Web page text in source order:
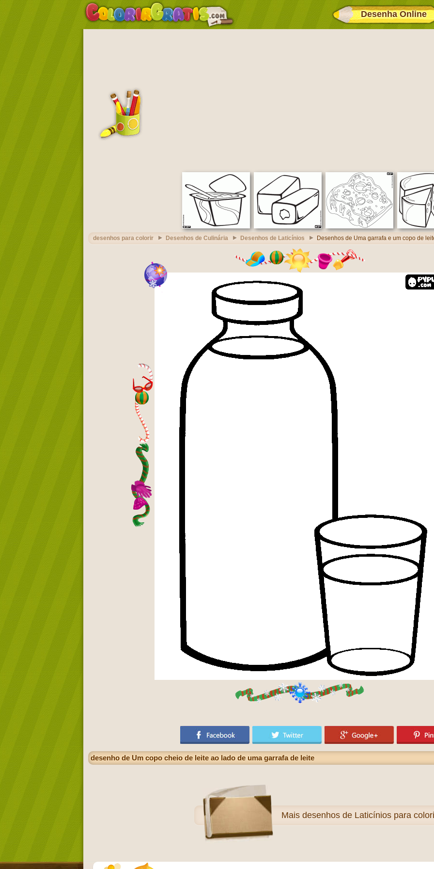
Desenha Online
desenhos para colorir Desenhos de Culinária Desenhos de Laticínios Desenhos de Uma garrafa e um copo de
desenho de Um copo cheio de leite ao lado de uma garrafa de leite
Mais desenhos de Laticínios para